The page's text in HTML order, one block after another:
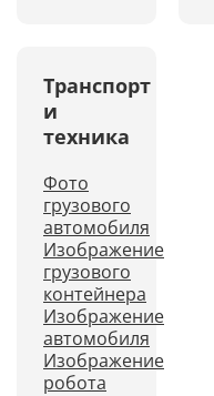
Транспорт
и
техника
Фото
грузового
автомобиля
Изображение
грузового
контейнера
Изображение
автомобиля
Изображение
робота